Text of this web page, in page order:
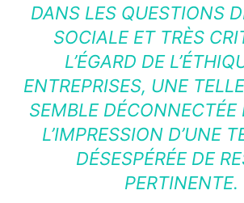
DANS LES QUESTIONS
SOCIALE ET TRÈS
L’ÉGARD DE
ENTREPRISES, UNE
SEMBLE
L’IMPRESSION D’UNE
DÉSESPÉRÉE DE
PERTINENTE.